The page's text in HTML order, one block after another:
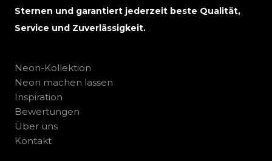
Sternen und garantiert jederzeit beste Qualität,
Service und Zuverlässigkeit.
Neon-Kollektion
Neon machen lassen
Inspiration
Bewertungen
Über uns
Kontakt